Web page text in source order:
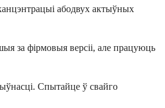
абодвух актыўных
за фірмовыя версіі, але працуюць
Спытайце ў свайго